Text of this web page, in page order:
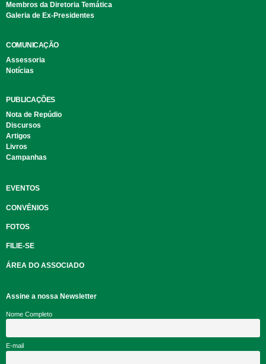
Membros da Diretoria Temática
Galeria de Ex-Presidentes
COMUNICAÇÃO
Assessoria
Notícias
PUBLICAÇÕES
Nota de Repúdio
Discursos
Artigos
Livros
Campanhas
EVENTOS
CONVÊNIOS
FOTOS
FILIE-SE
ÁREA DO ASSOCIADO
Assine a nossa Newsletter
Nome Completo
E-mail